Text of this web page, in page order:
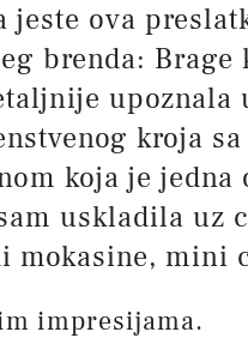
jeste ova
brenda:
kroja
koja je
uskladila uz
mokasine, mini
impresijama.